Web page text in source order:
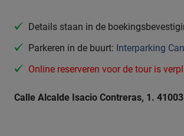
Details staan in de
Parkeren in de buurt: Interparking
Online reserveren voor de tour is
Calle Alcalde Isacio Contreras, 1.